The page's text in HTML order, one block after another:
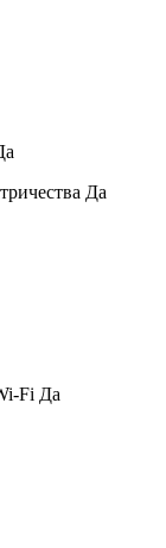
Да
Fi Да